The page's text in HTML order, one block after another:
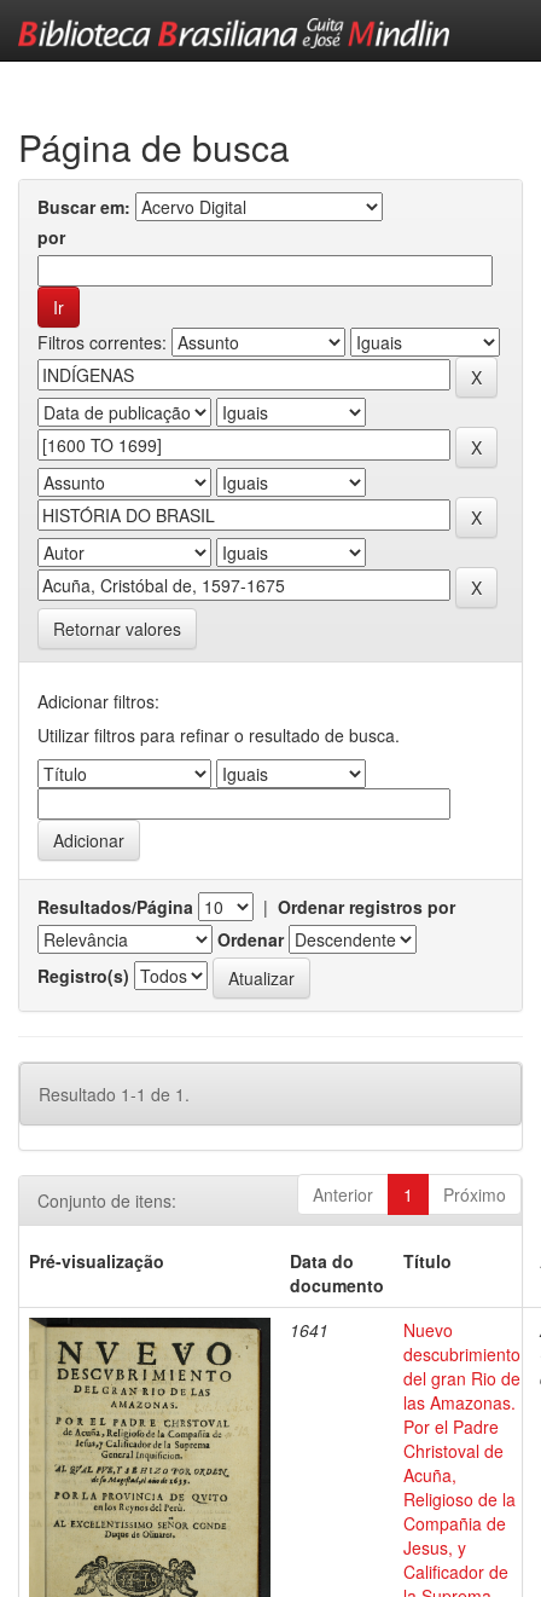
Página de busca
Buscar em:
por
Filtros correntes:
Retornar valores
Adicionar filtros:
Utilizar filtros para refinar o resultado de busca.
Resultados/Página | Ordenar registros por
Ordenar
Registro(s)
Resultado 1-1 de 1.
Anterior 1 Próximo
Conjunto de itens:
Pré-visualização
Data do
documento
Título
1641
Nuevo
descubrimiento
del gran Rio de
las Amazonas.
Por el Padre
Christoval de
Acuña,
Religioso de la
Compañia de
Jesus, y
Calificador de